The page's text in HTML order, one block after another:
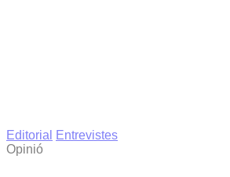
Editorial
Entrevistes
Opinió